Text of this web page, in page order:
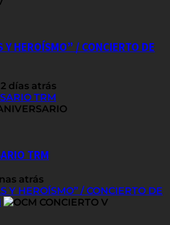
Y HEROÍSMO” / CONCIERTO DE
días atrás
TRM
TRM
atrás
Y HEROÍSMO” / CONCIERTO DE